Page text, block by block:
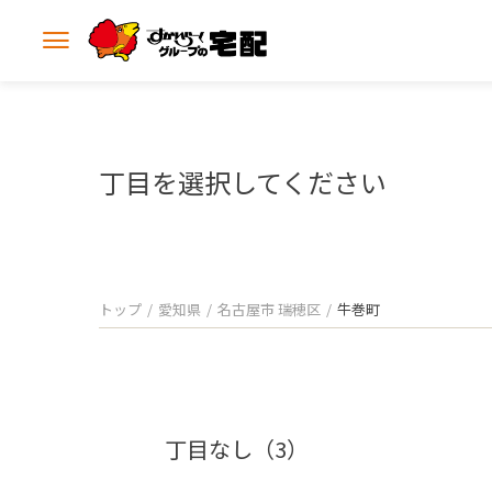
メ
丁目を選択してください
トップ 愛知県 名古屋市 瑞穂区 牛巻町
丁目なし（3）